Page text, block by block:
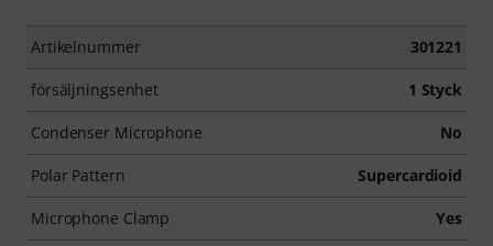
Artikelnummer 301221
försäljningsenhet 1 Styck
Condenser Microphone No
Polar Pattern Supercardioid
Microphone Clamp Yes